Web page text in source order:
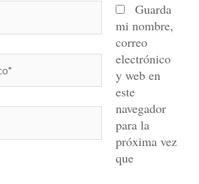
Guarda
mi nombre,
correo
electrónico
y web en
este
navegador
para la
próxima vez
que